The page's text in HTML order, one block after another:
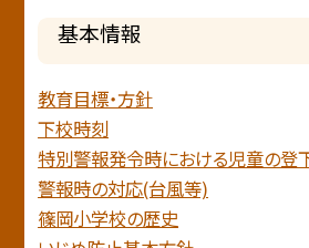
基本情報
教育目標・方針
下校時刻
特別警報発令時における児童の登
警報時の対応(台風等)
篠岡小学校の歴史